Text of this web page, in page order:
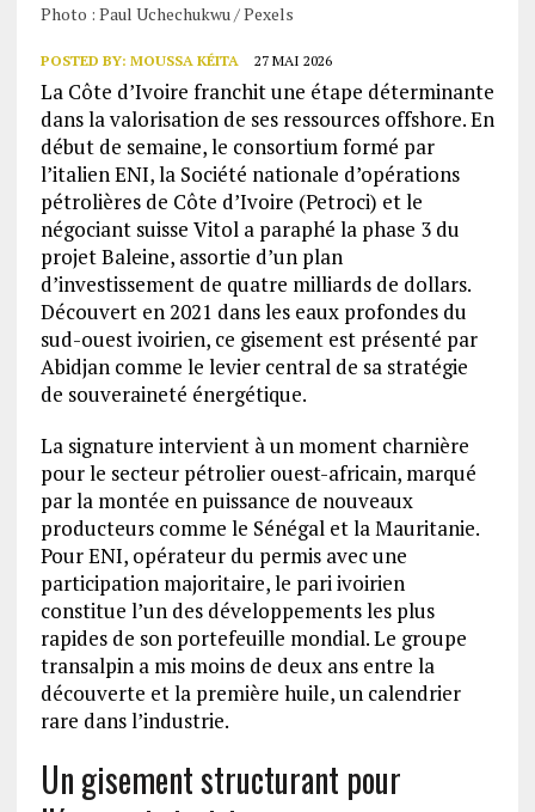
Photo : Paul Uchechukwu / Pexels
POSTED BY: MOUSSA KÉITA 27 MAI 2026
La Côte d’Ivoire franchit une étape déterminante
dans la valorisation de ses ressources offshore. En
début de semaine, le consortium formé par
l’italien ENI, la Société nationale d’opérations
pétrolières de Côte d’Ivoire (Petroci) et le
négociant suisse Vitol a paraphé la phase 3 du
projet Baleine, assortie d’un plan
d’investissement de quatre milliards de dollars.
Découvert en 2021 dans les eaux profondes du
sud-ouest ivoirien, ce gisement est présenté par
Abidjan comme le levier central de sa stratégie
de souveraineté énergétique.
La signature intervient à un moment charnière
pour le secteur pétrolier ouest-africain, marqué
par la montée en puissance de nouveaux
producteurs comme le Sénégal et la Mauritanie.
Pour ENI, opérateur du permis avec une
participation majoritaire, le pari ivoirien
constitue l’un des développements les plus
rapides de son portefeuille mondial. Le groupe
transalpin a mis moins de deux ans entre la
découverte et la première huile, un calendrier
rare dans l’industrie.
Un gisement structurant pour